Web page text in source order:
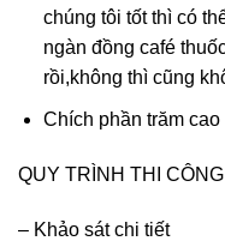
chúng tôi tốt thì có
ngàn đồng café
rồi,không thì cũng
Chích phần trăm
QUY TRÌNH THI
– Khảo sát chi tiết